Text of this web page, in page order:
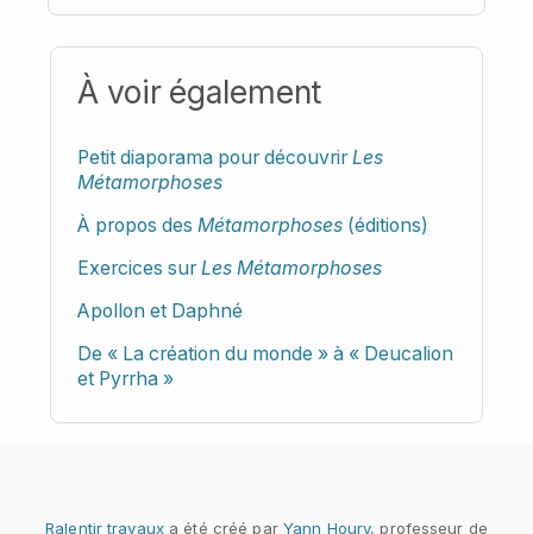
À voir également
Petit diaporama pour découvrirLes
Métamorphoses
À propos desMétamorphoses (éditions)
Exercices surLes Métamorphoses
Apollon et Daphné
De « La création du monde » à « Deucalion
et Pyrrha »
Ralentir travauxa été créé par Yann Houry, professeur de